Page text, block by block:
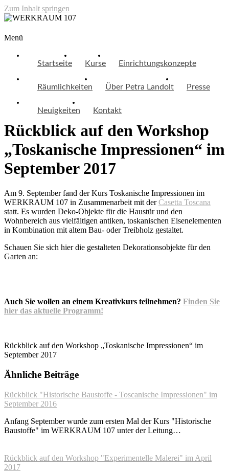
Zum Inhalt springen
WERKRAUM 107
Menü
Startseite Kurse Einrichtungskonzepte
Räumlichkeiten Über Petra Landolt Presse
Neuigkeiten Kontakt
Rückblick auf den Workshop
„Toskanische Impressionen“ im
September 2017
Am 9. September fand der Kurs Toskanische Impressionen im
WERKRAUM 107 in Zusammenarbeit mit derCasetta Toscana
statt. Es wurden Deko-Objekte für die Haustür und den
Wohnbereich aus vielfältigen antiken, toskanischen Eisenelementen
in Kombination mit altem Bau- oder Treibholz gestaltet.
Schauen Sie sich hier die gestalteten Dekorationsobjekte für den
Garten an:
Auch Sie wollen an einem Kreativkurs teilnehmen? Finden Sie
hier das aktuelle Programm!
Rückblick auf den Workshop „Toskanische Impressionen“ im
September 2017
Ähnliche Beiträge
Rückblick "Historische Baustoffe - Toscanische Impressionen" im
September 2016
Anfang September wurde zum ersten Mal der Kurs "Historische
Baustoffe" im WERKRAUM 107 unter der Leitung…
Rückblick auf den Workshop "Experimentelle Malerei" im April
2017